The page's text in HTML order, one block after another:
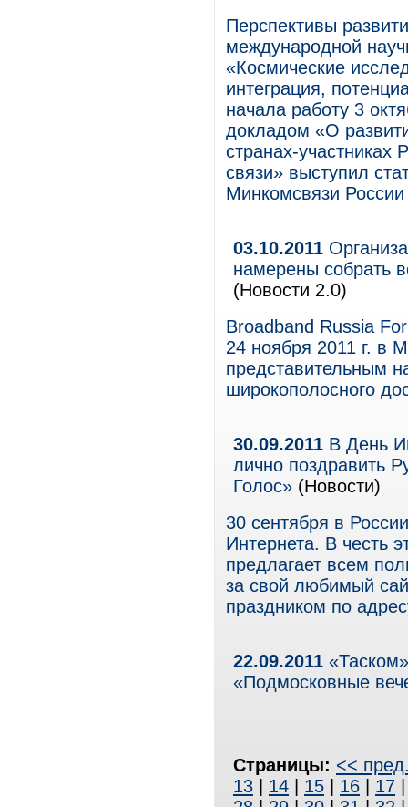
Перспективы
международной
«Космические
интеграция,
начала работу 3
докладом «О
странах-участниках
связи» выступил
Минкомсвязи
03.10.2011
намерены собрать
(Новости 2.0)
Broadband Russia
24 ноября 2011 г. в
представительным
широкополосного
30.09.2011 В День
лично поздравить
Голос» (Новости)
30 сентября в
Интернета. В честь
предлагает всем
за свой любимый
праздником по
22.09.2011
«Подмосковные
Страницы: <<
13
14 15 16 17